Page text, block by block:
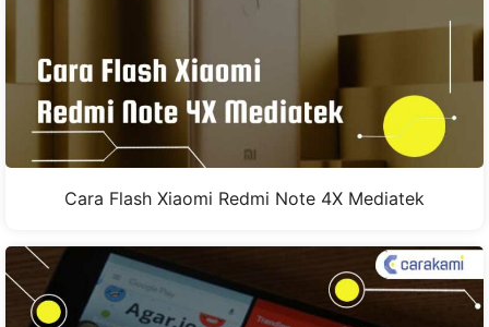
Cara Flash Xiaomi Redmi Note 4X Mediatek